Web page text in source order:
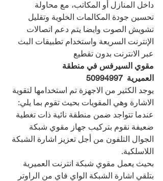
داخل المنازل أو المكاتب، مع محاولة
تحسين جودة المكالمات الخلوية وتقليل
تشويش الصوت وايضا يتم دعم اتصالات
الإنترنت السريعة واستخدام تطبيقات البث
عبر الانترنت بدون تقطيع
مقوي السيرفس في منطقة
العميرية 50994997
يوجد الكثير من الاجهزة تم استخدامها لتقوية
الاشارة وهي المقويات بحيث تقوم بما يلي:
عندما تتواجد ضمن منطقة نائية ذات تغطية
ضعيفة نقوم بتركيب جهاز مقوي شبكة
الجوال التلفون من أجل تعزيز اشارة الشبكة
اللاسلكية.
بحيث يعمل مقوي شبكة انترنت العميرية
بتلقي اشارة الشبكة الواي فاي من الراوتر